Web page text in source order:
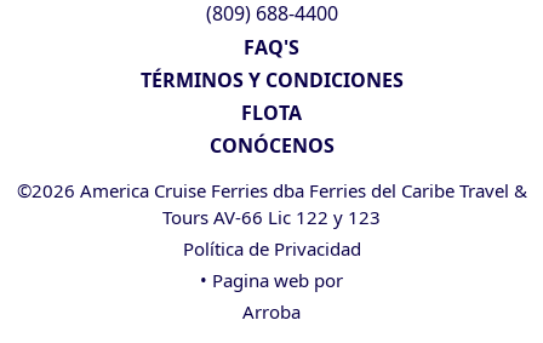
(809) 688-4400
FAQ'S
TÉRMINOS Y CONDICIONES
FLOTA
CONÓCENOS
©2026 America Cruise Ferries dba Ferries del Caribe Travel &
Tours AV-66 Lic 122 y 123
Política de Privacidad
• Pagina web por
Arroba